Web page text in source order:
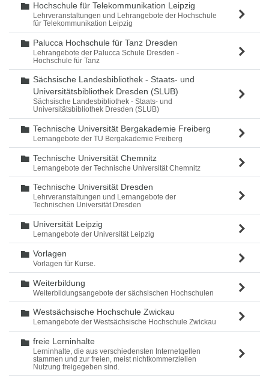
Ordner
Hochschule für Telekommunikation Leipzig
Lehrveranstaltungen und Lehrangebote der Hochschule
für Telekommunikation Leipzig
Ordner
Palucca Hochschule für Tanz Dresden
Lehrangebote der Palucca Schule Dresden -
Hochschule für Tanz
Ordner
Sächsische Landesbibliothek - Staats- und
Universitätsbibliothek Dresden (SLUB)
Sächsische Landesbibliothek - Staats- und
Universitätsbibliothek Dresden (SLUB)
Ordner
Technische Universität Bergakademie Freiberg
Lernangebote der TU Bergakademie Freiberg
Ordner
Technische Universität Chemnitz
Lernangebote der Technische Universität Chemnitz
Ordner
Technische Universität Dresden
Lehrveranstaltungen und Lernangebote der
Technischen Universität Dresden
Ordner
Universität Leipzig
Lernangebote der Universität Leipzig
Ordner
Vorlagen
Vorlagen für Kurse.
Ordner
Weiterbildung
Weiterbildungsangebote der sächsischen Hochschulen
Ordner
Westsächsische Hochschule Zwickau
Lernangebote der Westsächsische Hochschule Zwickau
Ordner
freie Lerninhalte
Lerninhalte, die aus verschiedensten Internetqellen
stammen und zur freien, meist nichtkommerziellen
Nutzung freigegeben sind.